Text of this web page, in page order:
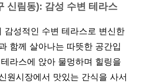
신림동): 감성 수변 테라스
감성적인 수변 테라스로 변신한
함께 살아나는 따뜻한 공간입
라스에 앉아 물멍하며 힐링을
원시장에서 맛있는 간식을 사서